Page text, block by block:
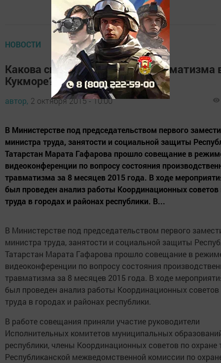
НОВОСТИ
Какова ситуация в области травматизма
Кукморе?
автор, 2 октября 2015 - 10:00
В Министерстве под председательством первого
министра труда, занятости и социальной защиты
Татарстан Марата Гафарова прошло совещание в
видеоконференции по вопросу состояния
травматизма за 8 месяцев 2015 года. В ходе
был проведен анализ работы Координационных советов
труда в городах и районах республики. В...
В Министерстве под председательством первого
министра труда, занятости и социальной защиты
Татарстан Марата Гафарова прошло совещание в
видеоконференции по вопросу состояния
травматизма за 8 месяцев 2015 года. В ходе
был проведен анализ работы Координационных советов
труда в городах и районах республики.
В работе совещания приняли участие руководители
Исполнительных комитетов муниципальных
республики, члены Координационных советов по охране
Республиканской межведомственной комиссии по